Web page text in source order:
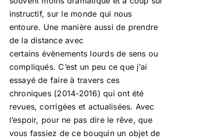
instructif, sur le monde qui nous
entoure. Une manière aussi de prendre
de la distance avec
certains évènements lourds de sens ou
compliqués. C’est un peu ce que j’ai
essayé de faire à travers ces
chroniques (2014-2016) qui ont été
revues, corrigées et actualisées. Avec
l’espoir, pour ne pas dire le rêve, que
vous fassiez de ce bouquin un objet de